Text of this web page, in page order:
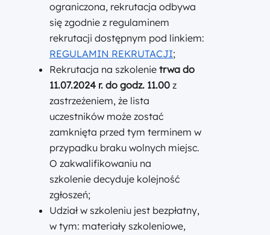
ograniczona, rekrutacja odbywa
się zgodnie z regulaminem
rekrutacji dostępnym pod linkiem:
REGULAMIN REKRUTACJI;
Rekrutacja na szkolenie trwa do
11.07.2024 r. do godz. 11.00 z
zastrzeżeniem, że lista
uczestników może zostać
zamknięta przed tym terminem w
przypadku braku wolnych miejsc.
O zakwalifikowaniu na
szkolenie decyduje kolejność
zgłoszeń;
Udział w szkoleniu jest bezpłatny,
w tym: materiały szkoleniowe,